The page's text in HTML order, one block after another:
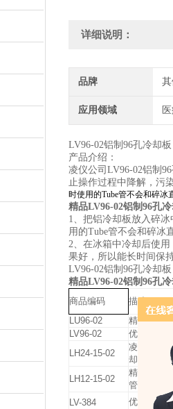
详细说明：
品牌
应用领域
LV96-02铝制96孔冷却
产品介绍：
凌仪公司LV96-02铝制
止操作过程中降解，污
时使用的Tube管不会和碎冰
精品LV96-02铝制96孔
1、把铝冷却板放入碎
用的Tube管不会和碎冰
2、在冰箱中冷却后使
果好，所以能长时间保
LV96-02铝制96孔冷却
精品LV96-02铝制96孔
商品编码
描述
LU96-02
精品铝制
LV96-02
优质铝制
LH24-15-02
凌仪铝制
却板，配
LH12-15-02
精品铝制
管冷却板
LV-384
优质铝制